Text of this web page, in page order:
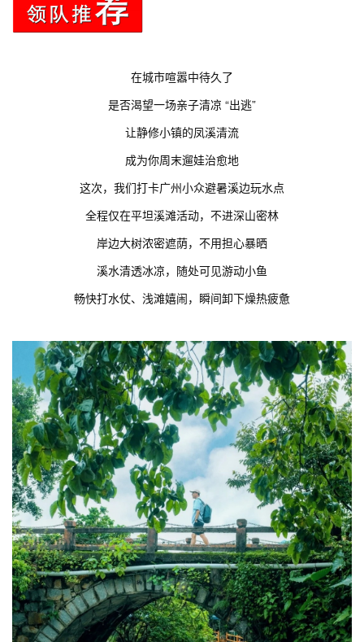
在城市喧嚣中待久了
是否渴望一场亲子清凉 “出逃”
让静修小镇的凤溪清流
成为你周末遛娃治愈地
这次，我们打卡广州小众避暑溪边玩水点
全程仅在平坦溪滩活动，不进深山密林
岸边大树浓密遮荫，不用担心暴晒
溪水清透冰凉，随处可见游动小鱼
畅快打水仗、浅滩嬉闹，瞬间卸下燥热疲惫